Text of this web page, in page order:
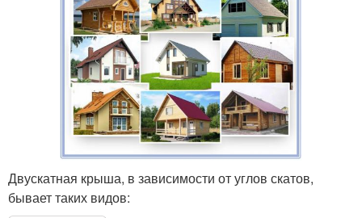
Двускатная крыша, в зависимости от углов скатов,
бывает таких видов: